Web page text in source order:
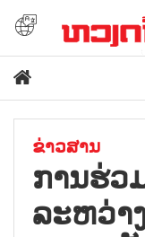
ຂ່າວສານ
ການ​ຮ່ວ
ລະ​ຫວ່າ